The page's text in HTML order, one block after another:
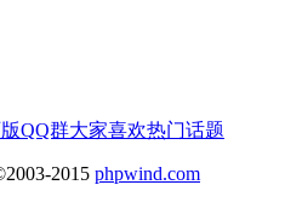
QQ群大家喜欢热门话题
2015 phpwind.com